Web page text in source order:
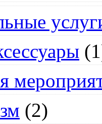
(2)